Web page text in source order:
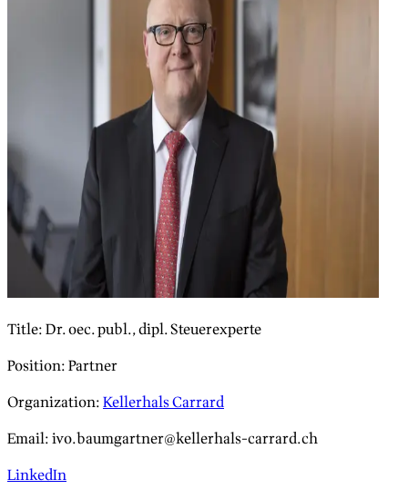
Title:Dr. oec. publ., dipl. Steuerexperte
Position:Partner
Organization:Kellerhals Carrard
Email:ivo.baumgartner@kellerhals-carrard.ch
LinkedIn